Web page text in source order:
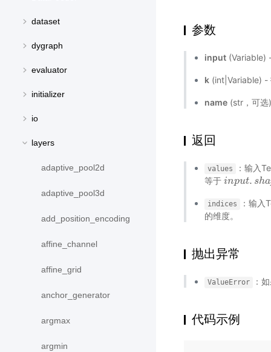
dataset
dygraph
evaluator
initializer
io
layers
adaptive_pool2d
adaptive_pool3d
add_position_encoding
affine_channel
affine_grid
anchor_generator
argmax
argmin
参数
input (Variable)
k (int|Variable) -
name (str，可
返回
values
：输入
等于input. sha
input.shape
indices
：输
的维度。
抛出异常
ValueError ：
代码示例